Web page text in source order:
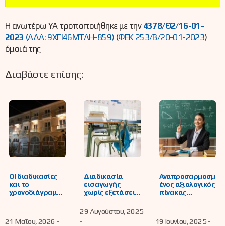
Η ανωτέρω ΥΑ τροποποιήθηκε με την 4378/Θ2/16-01-
2023 (ΑΔΑ: 9ΧΓΙ46ΜΤΛΗ-859) (ΦΕΚ 253/Β/20-01-2023)
όμοιά της
Διαβάστε επίσης:
Oi διαδικασίες
και το
χρονοδιάγραμμα
21 Μαΐου, 2026 -
Διαδικασία
εισαγωγής
χωρίς εξετάσεις
ειδικών
κατηγοριών στα
29 Αυγούστου, 2025
-
Αναπροσαρμοσμ
ένος αξιολογικός
πίνακας
19 Ιουνίου, 2025 -